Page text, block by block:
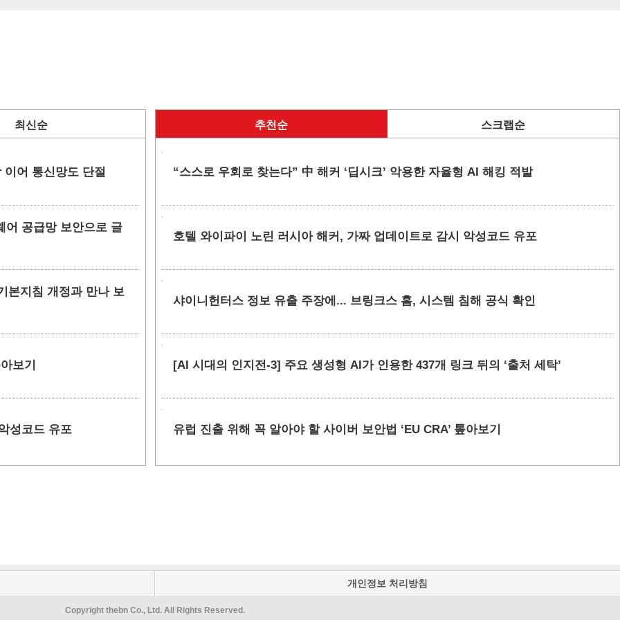
최신순
어 통신망도 단절
어 공급망 보안으로 글
본지침 개정과 만나 보
보기
성코드 유포
추천순 스크랩순
“스스로 우회로 찾는다” 中 해커 ‘딥시크’ 악용한 자율형 AI 해킹 적발
호텔 와이파이 노린 러시아 해커, 가짜 업데이트로 감시 악성코드 유포
샤이니헌터스 정보 유출 주장에... 브링크스 홈, 시스템 침해 공식 확인
[AI 시대의 인지전-3] 주요 생성형 AI가 인용한 437개 링크 뒤의 ‘출처 세탁’
유럽 진출 위해 꼭 알아야 할 사이버 보안법 ‘EU CRA’ 톺아보기
개인정보 처리방침
Copyright thebn Co., Ltd. All Rights Reserved.